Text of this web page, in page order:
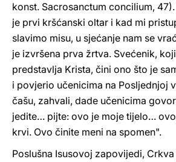
konst. Sacrosanctum concilium,
je prvi kršćanski oltar i kad mi
slavimo misu, u sjećanje nam se
je izvršena prva žrtva. Svećenik,
predstavlja Krista, čini ono što je
i povjerio učenicima na Posljednjoj
čašu, zahvali, dade učenicima
jedite… pijte: ovo je moje tijelo…
krvi. Ovo činite meni na spomen".
Poslušna Isusovoj zapovijedi,